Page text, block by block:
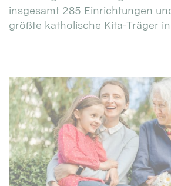
insgesamt 285 Einrichtungen
größte katholische Kita-Träger in